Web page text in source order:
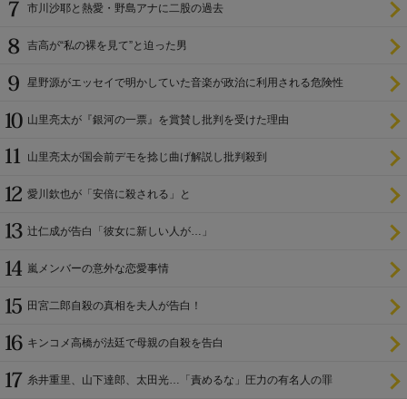
市川沙耶と熱愛・野島アナに二股の過去
吉高が“私の裸を見て”と迫った男
星野源がエッセイで明かしていた音楽が政治に利用される危険性
山里亮太が『銀河の一票』を賞賛し批判を受けた理由
山里亮太が国会前デモを捻じ曲げ解説し批判殺到
愛川欽也が「安倍に殺される」と
辻仁成が告白「彼女に新しい人が…」
嵐メンバーの意外な恋愛事情
田宮二郎自殺の真相を夫人が告白！
キンコメ高橋が法廷で母親の自殺を告白
糸井重里、山下達郎、太田光…「責めるな」圧力の有名人の罪